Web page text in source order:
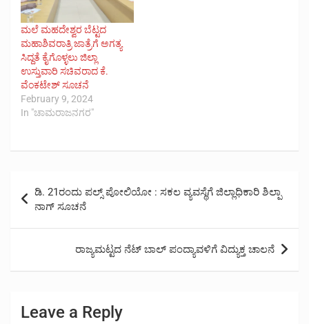
ಮಲೆ ಮಹದೇಶ್ವರ ಬೆಟ್ಟದ
ಮಹಾಶಿವರಾತ್ರಿ ಜಾತ್ರೆಗೆ ಅಗತ್ಯ
ಸಿದ್ದತೆ ಕೈಗೊಳ್ಳಲು ಜಿಲ್ಲಾ
ಉಸ್ತುವಾರಿ ಸಚಿವರಾದ ಕೆ.
ವೆಂಕಟೇಶ್ ಸೂಚನೆ
February 9, 2024
In "ಚಾಮರಾಜನಗರ"
navigation
ಡಿ. 21ರಂದು ಪಲ್ಸ್ ಪೋಲಿಯೋ : ಸಕಲ ವ್ಯವಸ್ಥೆಗೆ ಜಿಲ್ಲಾಧಿಕಾರಿ ಶಿಲ್ಪಾ
ನಾಗ್ ಸೂಚನೆ
ರಾಜ್ಯಮಟ್ಟದ ನೆಟ್ ಬಾಲ್ ಪಂದ್ಯಾವಳಿಗೆ ವಿದ್ಯುಕ್ತ ಚಾಲನೆ
Leave a Reply